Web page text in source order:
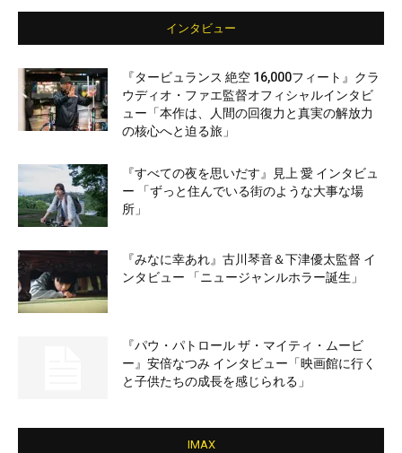
インタビュー
『タービュランス 絶空 16,000フィート』クラ
ウディオ・ファエ監督オフィシャルインタビ
ュー「本作は、人間の回復力と真実の解放力
の核心へと迫る旅」
『すべての夜を思いだす』見上 愛 インタビュ
ー 「ずっと住んでいる街のような大事な場
所」
『みなに幸あれ』古川琴音＆下津優太監督 イ
ンタビュー 「ニュージャンルホラー誕生」
『パウ・パトロール ザ・マイティ・ムービ
ー』安倍なつみ インタビュー「映画館に行く
と子供たちの成長を感じられる」
IMAX